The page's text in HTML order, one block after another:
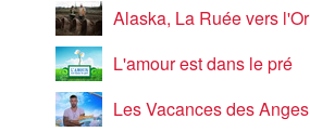
Alaska, La Ruée vers l'Or
L'amour est dans le pré
Les Vacances des Anges